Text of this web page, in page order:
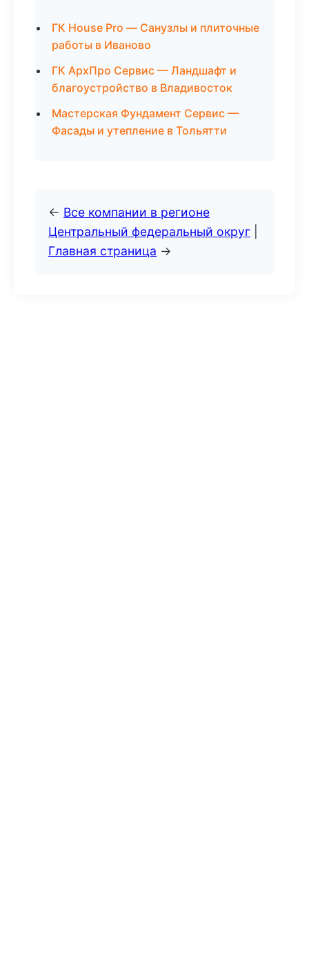
ГК House Pro — Санузлы и плиточные
работы в Иваново
ГК АрхПро Сервис — Ландшафт и
благоустройство в Владивосток
Мастерская Фундамент Сервис —
Фасады и утепление в Тольятти
← Все компании в регионе
Центральный федеральный округ
Главная страница →